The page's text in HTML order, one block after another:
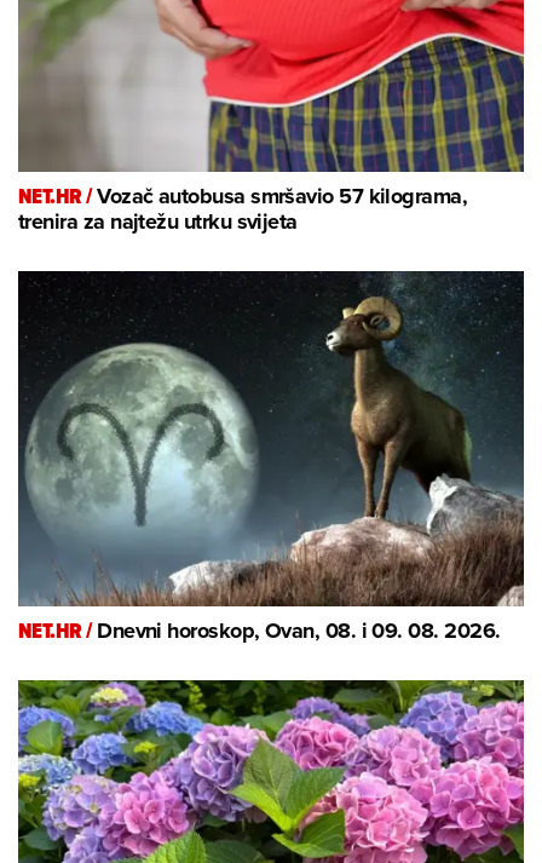
NET.HR /Vozač autobusa smršavio 57 kilograma,
trenira za najtežu utrku svijeta
NET.HR /Dnevni horoskop, Ovan, 08. i 09. 08. 2026.